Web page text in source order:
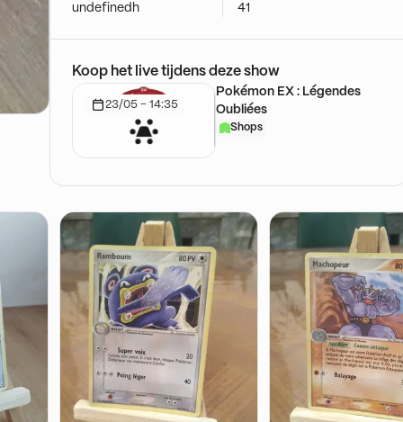
undefinedh 41
Koop het live tijdens deze show
23/05 - 14:35
Pokémon EX : Légendes
Oubliées
Shops